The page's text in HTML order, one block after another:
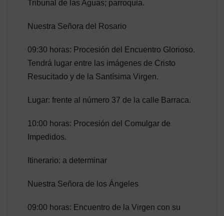
Tribunal de las Aguas; parroquia.
Nuestra Señora del Rosario
09:30 horas: Procesión del Encuentro Glorioso.
Tendrá lugar entre las imágenes de Cristo
Resucitado y de la Santísima Virgen.
Lugar: frente al número 37 de la calle Barraca.
10:00 horas: Procesión del Comulgar de
Impedidos.
Itinerario: a determinar
Nuestra Señora de los Ángeles
09:00 horas: Encuentro de la Virgen con su